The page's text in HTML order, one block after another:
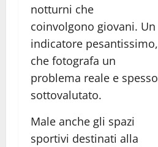
notturni che
coinvolgono giovani. Un
indicatore pesantissimo,
che fotografa un
problema reale e spesso
sottovalutato.
Male anche gli spazi
sportivi destinati alla